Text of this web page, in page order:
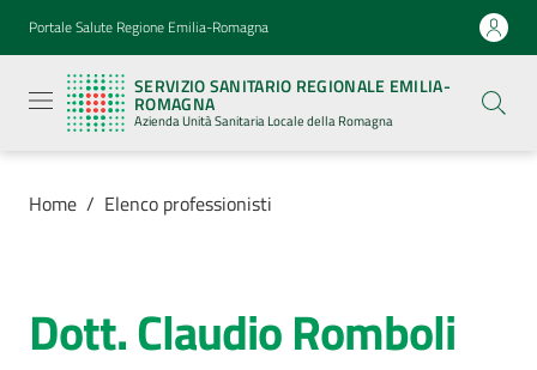
Vai al contenuto
Vai alla navigazione
Vai al footer
Portale Salute Regione Emilia-Romagna
SERVIZIO SANITARIO REGIONALE EMILIA-
ROMAGNA
Azienda Unità Sanitaria Locale della Romagna
Sanitario
Regionale
Emilia-
Romagna
Azienda
Sanitaria
Locale della
Azienda
Home / Elenco professionisti
Salta al contenuto
Dott. Claudio Romboli